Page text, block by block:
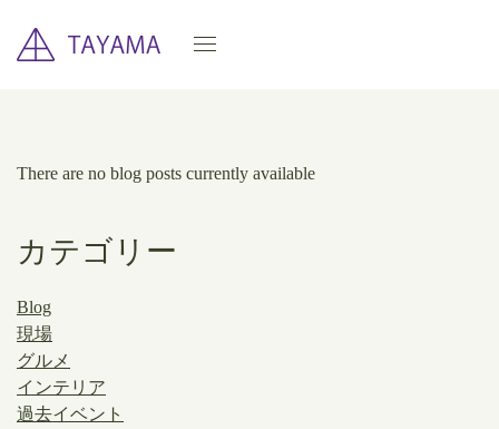
There are no blog posts currently available
カテゴリー
Blog
現場
グルメ
インテリア
過去イベント